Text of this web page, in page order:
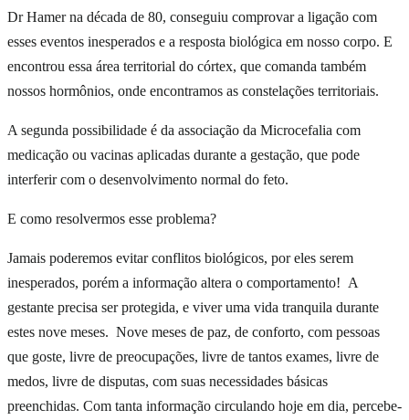
Dr Hamer na década de 80, conseguiu comprovar a ligação com
esses eventos inesperados e a resposta biológica em nosso corpo. E
encontrou essa área territorial do córtex, que comanda também
nossos hormônios, onde encontramos as constelações territoriais.
A segunda possibilidade é da associação da Microcefalia com
medicação ou vacinas aplicadas durante a gestação, que pode
interferir com o desenvolvimento normal do feto.
E como resolvermos esse problema?
Jamais poderemos evitar conflitos biológicos, por eles serem
inesperados, porém a informação altera o comportamento! A
gestante precisa ser protegida, e viver uma vida tranquila durante
estes nove meses. Nove meses de paz, de conforto, com pessoas
que goste, livre de preocupações, livre de tantos exames, livre de
medos, livre de disputas, com suas necessidades básicas
preenchidas. Com tanta informação circulando hoje em dia, percebe-